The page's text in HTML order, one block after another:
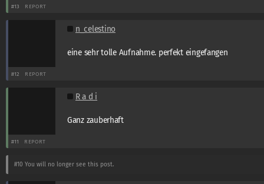
#13 REPORT
n_celestino
eine sehr tolle Aufnahme. perfekt eingefangen
#12 REPORT
R a d i
Ganz zauberhaft
#11 REPORT
#10 You will no longer see this post.